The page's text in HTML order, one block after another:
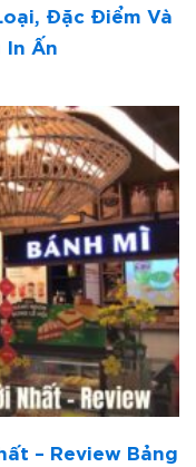
Đặc Điểm Và
In Ấn
– Review Bảng